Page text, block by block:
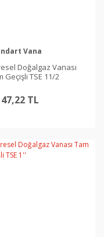
Vana
Doğalgaz Vanası
Geçişli TSE 11/2
TL